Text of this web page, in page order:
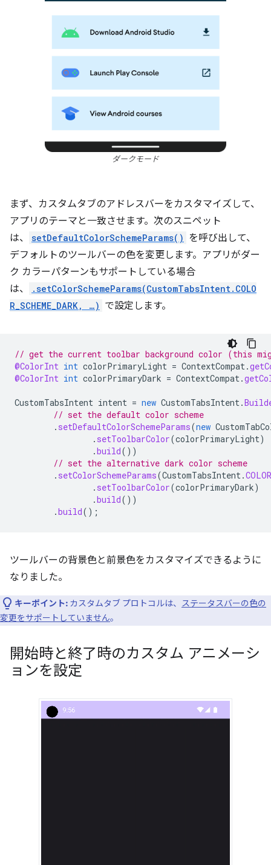
ダークモード
まず、カスタムタブのアドレスバーをカスタマイズして、
アプリのテーマと一致させます。次のスニペット
は、
setDefaultColorSchemeParams() を呼び出して、
デフォルトのツールバーの色を変更します。アプリがダー
ク カラーパターンもサポートしている場合
は、
.setColorSchemeParams(CustomTabsIntent.COLO
R_SCHEME_DARK, …) で設定します。
// get the current toolbar background color (this
@ColorInt int colorPrimaryLight = ContextCompat.
@ColorInt int colorPrimaryDark = ContextCompat.
CustomTabsIntent intent = new CustomTabsIntent.
// set the default color scheme
. setDefaultColorSchemeParams(new
. setToolbarColor(colorPrimaryLight)
.build())
// set the alternative dark color scheme
. setColorSchemeParams(CustomTabsIntent.
. setToolbarColor(colorPrimaryDark)
.build())
.build();
ツールバーの背景色と前景色をカスタマイズできるように
なりました。
キーポイント: カスタムタブ プロトコルは、 ステータスバーの色の
変更をサポートしていません。
開始時と終了時のカスタム アニメーシ
ョンを設定